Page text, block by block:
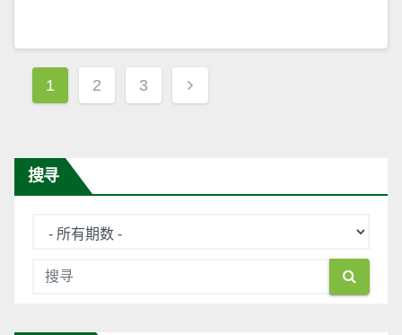
文
章
航
1 2 3
搜寻